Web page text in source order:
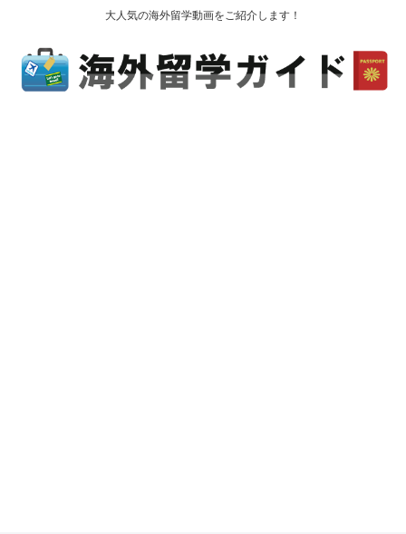
大人気の海外留学動画をご紹介します！